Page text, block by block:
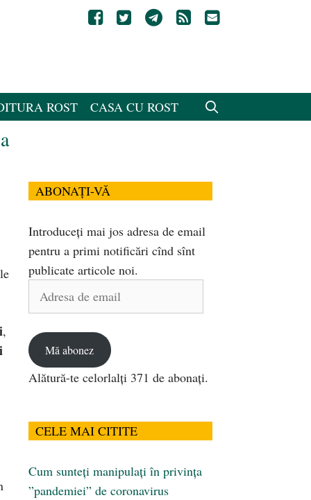
ROST CASA CU ROST
,
ABONAȚI-VĂ
Introduceți mai jos adresa de email
pentru a primi notificări cînd sînt
publicate articole noi.
Adresa
Mă abonez
Alătură-te celorlalți 371 de abonați.
CELE MAI CITITE
Cum sunteți manipulați în privința
”pandemiei” de coronavirus